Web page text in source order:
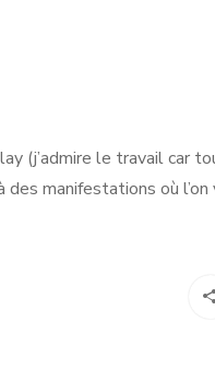
(j’admire le travail car
des manifestations où